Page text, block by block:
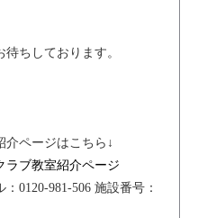
ちしております。
介ページはこちら↓
ラブ教室紹介ページ
0120-981-506 施設番号：